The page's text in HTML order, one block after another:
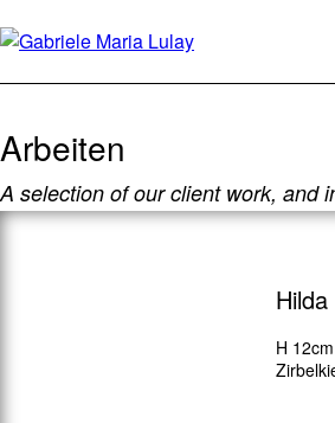
Arbeiten
A selection of our client work, and
Hilda
H 12cm